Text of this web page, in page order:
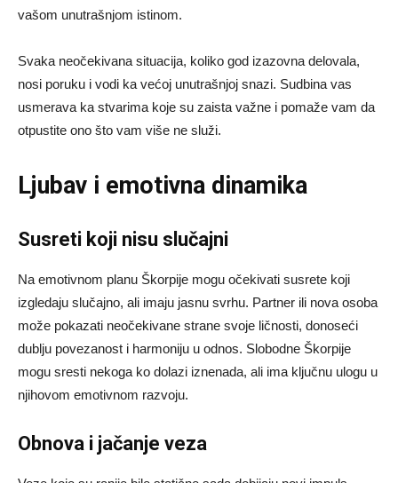
vašom unutrašnjom istinom.
Svaka neočekivana situacija, koliko god izazovna delovala,
nosi poruku i vodi ka većoj unutrašnjoj snazi. Sudbina vas
usmerava ka stvarima koje su zaista važne i pomaže vam da
otpustite ono što vam više ne služi.
Ljubav i emotivna dinamika
Susreti koji nisu slučajni
Na emotivnom planu Škorpije mogu očekivati susrete koji
izgledaju slučajno, ali imaju jasnu svrhu. Partner ili nova osoba
može pokazati neočekivane strane svoje ličnosti, donoseći
dublju povezanost i harmoniju u odnos. Slobodne Škorpije
mogu sresti nekoga ko dolazi iznenada, ali ima ključnu ulogu u
njihovom emotivnom razvoju.
Obnova i jačanje veza